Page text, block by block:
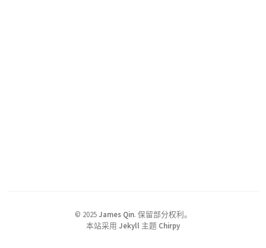
© 2025 James Qin. 保留部分权利。
本站采用 Jekyll 主题 Chirpy